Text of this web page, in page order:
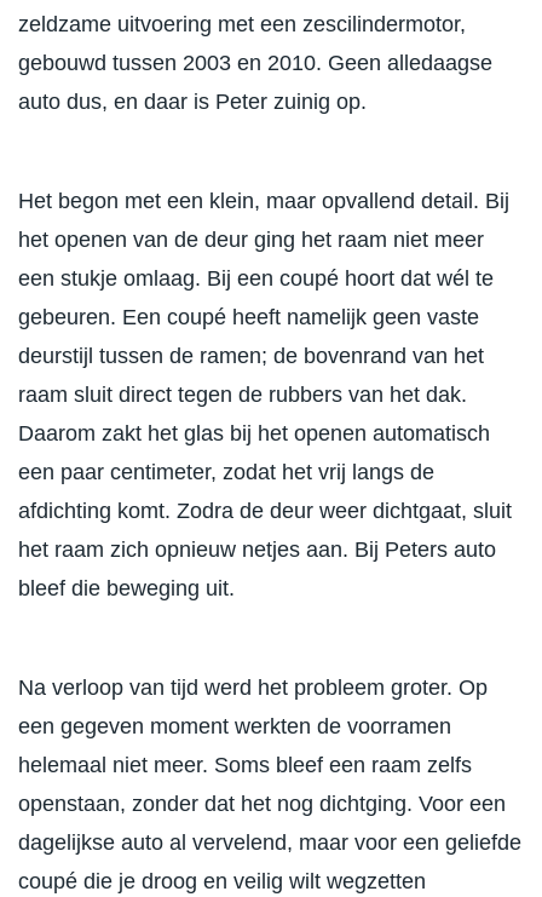
zeldzame uitvoering met een zescilindermotor,
gebouwd tussen 2003 en 2010. Geen alledaagse
auto dus, en daar is Peter zuinig op.
Het begon met een klein, maar opvallend detail. Bij
het openen van de deur ging het raam niet meer
een stukje omlaag. Bij een coupé hoort dat wél te
gebeuren. Een coupé heeft namelijk geen vaste
deurstijl tussen de ramen; de bovenrand van het
raam sluit direct tegen de rubbers van het dak.
Daarom zakt het glas bij het openen automatisch
een paar centimeter, zodat het vrij langs de
afdichting komt. Zodra de deur weer dichtgaat, sluit
het raam zich opnieuw netjes aan. Bij Peters auto
bleef die beweging uit.
Na verloop van tijd werd het probleem groter. Op
een gegeven moment werkten de voorramen
helemaal niet meer. Soms bleef een raam zelfs
openstaan, zonder dat het nog dichtging. Voor een
dagelijkse auto al vervelend, maar voor een geliefde
coupé die je droog en veilig wilt wegzetten